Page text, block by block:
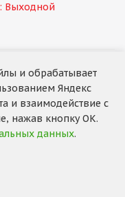
Выходной
и обрабатывает
Яндекс
и взаимодействие с
нажав кнопку ОК.
данных.